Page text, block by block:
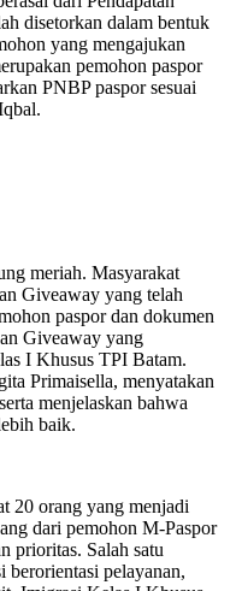
disetorkan dalam bentuk
yang mengajukan
pemohon paspor
PNBP paspor sesuai
meriah. Masyarakat
Giveaway yang telah
paspor dan dokumen
Giveaway yang
I Khusus TPI Batam.
Primaisella, menyatakan
menjelaskan bahwa
baik.
20 orang yang menjadi
dari pemohon M-Paspor
prioritas. Salah satu
berorientasi pelayanan,